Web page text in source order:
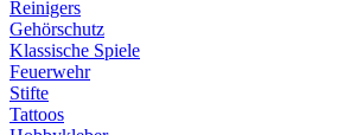
Reinigers
Gehörschutz
Klassische Spiele
Feuerwehr
Stifte
Tattoos